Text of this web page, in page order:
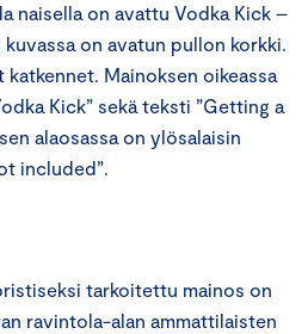
naisella on avattu Vodka Kick –
on avatun pullon korkki.
Mainoksen oikeassa
Kick” sekä teksti ”Getting a
alaosassa on ylösalaisin
included”.
tarkoitettu mainos on
ravintola-alan ammattilaisten